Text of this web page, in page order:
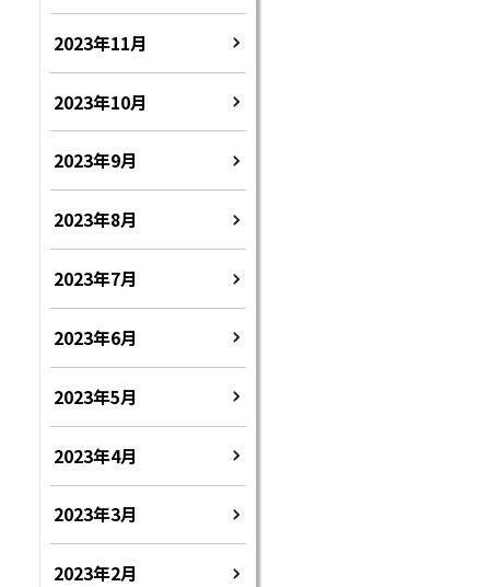
2023年11月
2023年10月
2023年9月
2023年8月
2023年7月
2023年6月
2023年5月
2023年4月
2023年3月
2023年2月